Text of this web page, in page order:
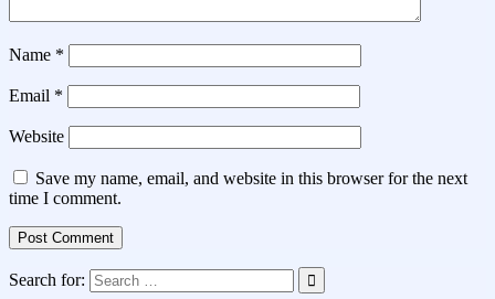
Name *
Email *
Website
Save my name, email, and website in this browser for the next
time I comment.
Search for: